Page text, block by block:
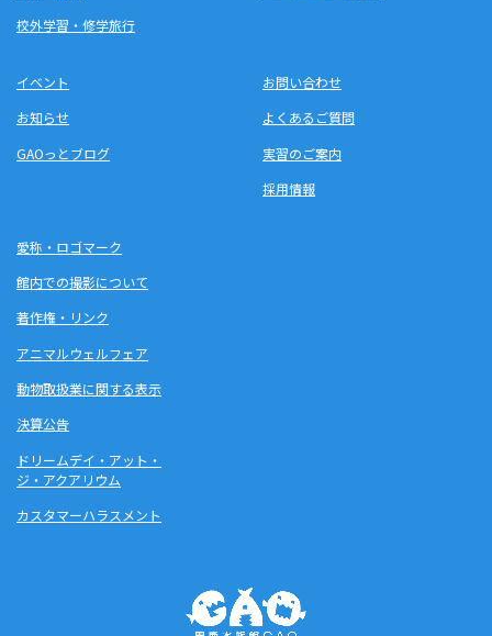
校外学習・修学旅行
イベント
お知らせ
GAOっとブログ
お問い合わせ
よくあるご質問
実習のご案内
採用情報
愛称・ロゴマーク
館内での撮影について
著作権・リンク
アニマルウェルフェア
動物取扱業に関する表示
決算公告
ドリームデイ・アット・
ジ・アクアリウム
カスタマーハラスメント